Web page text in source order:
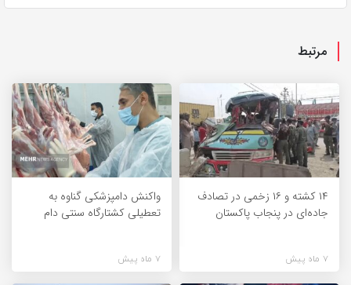
مرتبط
۱۴ کشته و ۱۶ زخمی در تصادف
جاده‌ای در پنجاب پاکستان
7 ماه پیش
واکنش دامپزشکی گناوه به
تعطیلی کشتارگاه سنتی دام
7 ماه پیش